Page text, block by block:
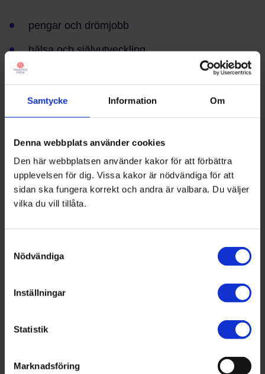
Samtycke Information Om
Denna webbplats använder cookies
Den här webbplatsen använder kakor för att förbättra
upplevelsen för dig. Vissa kakor är nödvändiga för att
sidan ska fungera korrekt och andra är valbara. Du väljer
vilka du vill tillåta.
Nödvändiga
Inställningar
Statistik
Marknadsföring
pengar och drömjobb
hälsa och självutveckling
värderingar och samhällsengagemang
kommentar från Framtidsfrön, baserad på våra
erfarenheter av att möta tusentals elever och
pedagoger varje år.
Vi hoppas att rapporten ska bli en värdefull källa